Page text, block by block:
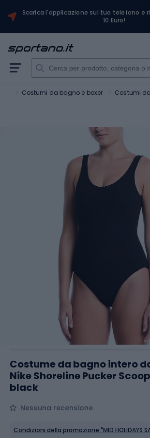
Scarica l'applicazione sul tuo telefono e
10 Euro!
Costumi da bagno e boxer Costumi
Costume da bagno intero
Nike Shoreline Pucker
black
Nessuna recensione
Condizioni della promozione "MID HOLIDAYS